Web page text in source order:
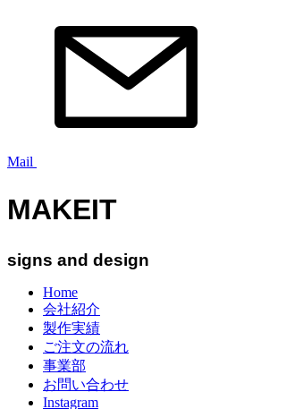
Mail
MAKEIT
signs and design
Home
会社紹介
製作実績
ご注文の流れ
事業部
お問い合わせ
Instagram